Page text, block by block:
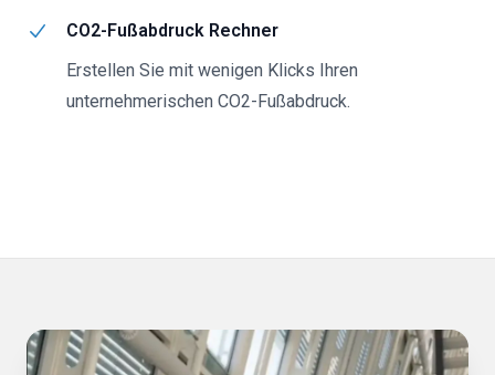
CO2-Fußabdruck Rechner
Erstellen Sie mit wenigen Klicks Ihren
unternehmerischen CO2-Fußabdruck.